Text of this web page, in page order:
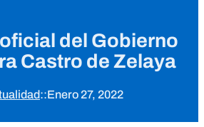
del Gobierno
Castro de Zelaya
::Enero 27, 2022